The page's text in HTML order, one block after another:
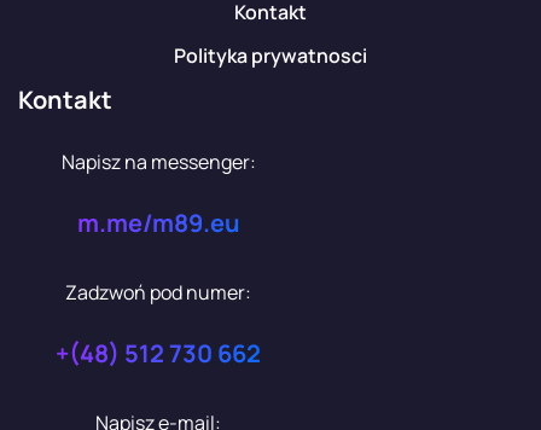
Kontakt
Polityka prywatnosci
Kontakt
Napisz na messenger:
m.me/m89.eu
Zadzwoń pod numer:
+(48) 512 730 662
Napisz e-mail: